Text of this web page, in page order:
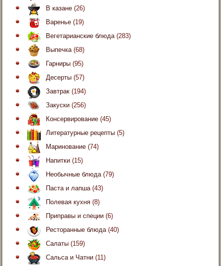
В казане (26)
Варенье (19)
Вегетарианские блюда(283)
Выпечка(68)
Гарниры (95)
Десерты (57)
Завтрак (194)
Закуски (256)
Консервирование (45)
Литературные рецепты (5)
Маринование (74)
Напитки (15)
Необычные блюда(79)
Паста и лапша(43)
Полевая кухня (8)
Приправы и специи (6)
Ресторанные блюда(40)
Салаты (159)
Сальса и Чатни (11)